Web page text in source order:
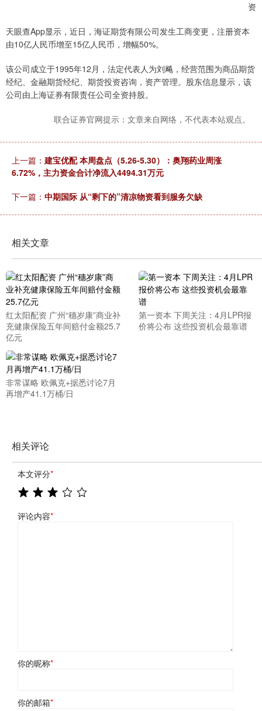
资
天眼查App显示，近日，海证期货有限公司发生工商变更，注册资本
由10亿人民币增至15亿人民币，增幅50%。
该公司成立于1995年12月，法定代表人为刘飚，经营范围为商品期货
经纪、金融期货经纪、期货投资咨询，资产管理。股东信息显示，该
公司由上海证券有限责任公司全资持股。
联合证券官网提示：文章来自网络，不代表本站观点。
上一篇： 建宝优配 本周盘点（5.26-5.30）：奥翔药业周涨
6.72%，主力资金合计净流入4494.31万元
下一篇： 中期国际 从“剩下的”清凉物资看到服务欠缺
相关文章
红太阳配资 广州“穗岁康”商业补
充健康保险五年间赔付金额25.7
亿元
第一资本 下周关注：4月LPR报
价将公布 这些投资机会最靠谱
非常谋略 欧佩克+据悉讨论7月
再增产41.1万桶/日
相关评论
本文评分*
评论内容*
你的昵称*
你的邮箱*